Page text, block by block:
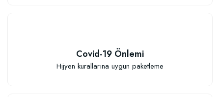
Covid-19 Önlemi
Hijyen kurallarına uygun paketleme